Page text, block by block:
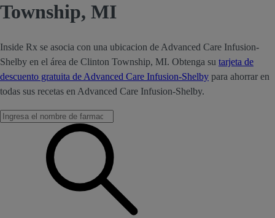
Township, MI
Inside Rx se asocia con una ubicacion de Advanced Care Infusion-
Shelby en el área de Clinton Township, MI. Obtenga su tarjeta de
descuento gratuita de Advanced Care Infusion-Shelby para ahorrar en
todas sus recetas en Advanced Care Infusion-Shelby.